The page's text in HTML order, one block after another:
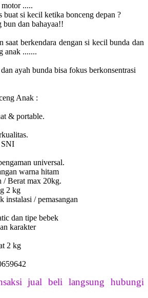
.....
buat si kecil ketika bonceng depan ?
bun dan bahayaa!!
saat berkendara dengan si kecil bunda dan
anak .......
ayah bunda bisa fokus berkonsentrasi
Anak :
& portable.
SNI
universal.
warna hitam
/ Berat max 20kg.
2 kg
instalasi / pemasangan
dan tipe bebek
karakter
2 kg
jual beli langsung hubungi